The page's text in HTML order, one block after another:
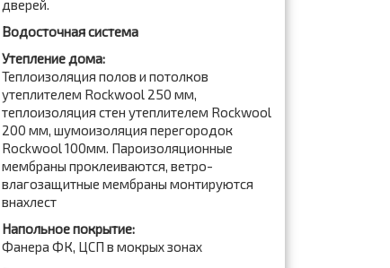
дверей.
Водосточная система
Утепление дома:
Теплоизоляция полов и потолков
утеплителем Rockwool 250 мм,
теплоизоляция стен утеплителем Rockwool
200 мм, шумоизоляция перегородок
Rockwool 100мм. Пароизоляционные
мембраны проклеиваются, ветро-
влагозащитные мембраны монтируются
внахлест
Напольное покрытие:
Фанера ФК, ЦСП в мокрых зонах